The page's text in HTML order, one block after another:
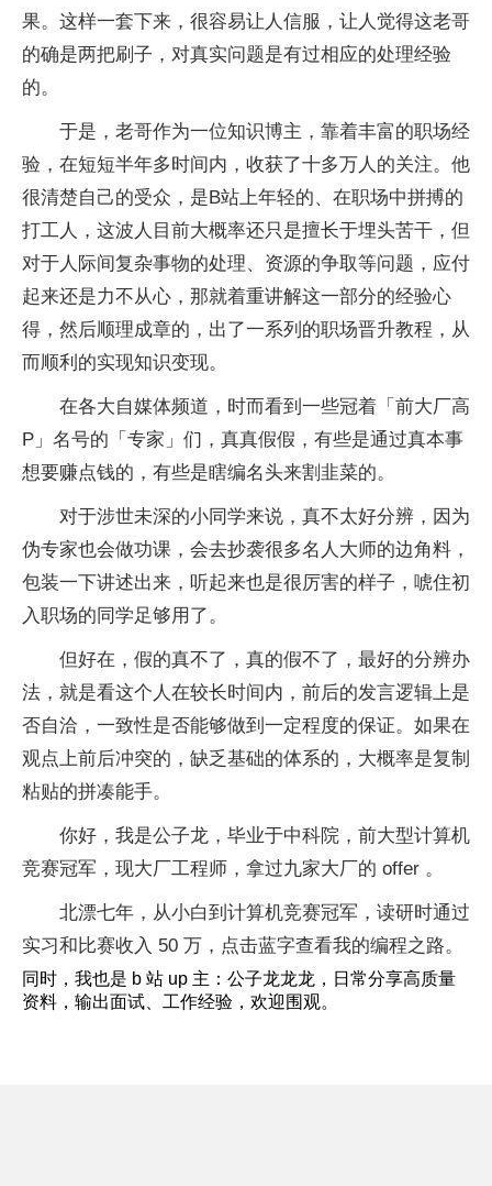
果。这样一套下来，很容易让人信服，让人觉得这老哥
的确是两把刷子，对真实问题是有过相应的处理经验
的。
于是，老哥作为一位知识博主，靠着丰富的职场经
验，在短短半年多时间内，收获了十多万人的关注。他
很清楚自己的受众，是B站上年轻的、在职场中拼搏的
打工人，这波人目前大概率还只是擅长于埋头苦干，但
对于人际间复杂事物的处理、资源的争取等问题，应付
起来还是力不从心，那就着重讲解这一部分的经验心
得，然后顺理成章的，出了一系列的职场晋升教程，从
而顺利的实现知识变现。
在各大自媒体频道，时而看到一些冠着「前大厂高
P」名号的「专家」们，真真假假，有些是通过真本事
想要赚点钱的，有些是瞎编名头来割韭菜的。
对于涉世未深的小同学来说，真不太好分辨，因为
伪专家也会做功课，会去抄袭很多名人大师的边角料，
包装一下讲述出来，听起来也是很厉害的样子，唬住初
入职场的同学足够用了。
但好在，假的真不了，真的假不了，最好的分辨办
法，就是看这个人在较长时间内，前后的发言逻辑上是
否自洽，一致性是否能够做到一定程度的保证。如果在
观点上前后冲突的，缺乏基础的体系的，大概率是复制
粘贴的拼凑能手。
你好，我是公子龙，毕业于中科院，前大型计算机
竞赛冠军，现大厂工程师，拿过九家大厂的 offer 。
北漂七年，从小白到计算机竞赛冠军，读研时通过
实习和比赛收入 50 万，点击蓝字查看我的编程之路。
同时，我也是 b 站 up 主：公子龙龙龙，日常分享高质量
资料，输出面试、工作经验，欢迎围观。